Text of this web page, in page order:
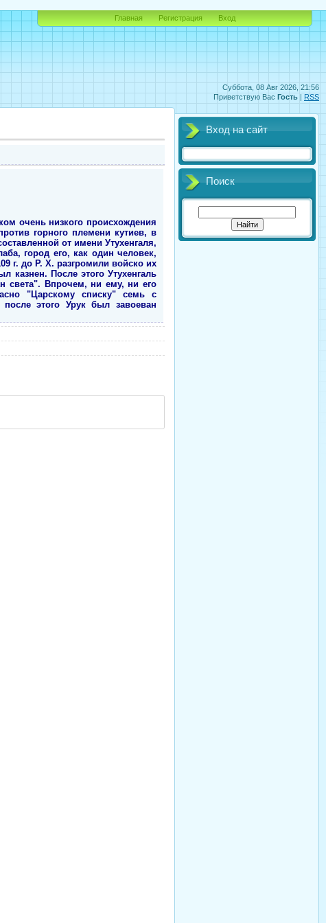
Суббота, 08 Авг 2026, 21:56
Приветствую Вас Гость | RSS
Главная Регистрация Вход
очень низкого происхождения
горного племени кутиев, в
от имени Утухенгаля,
город его, как один человек,
г. до Р. Х. разгромили войско их
После этого Утухенгаль
света". Впрочем, ни ему, ни его
"Царскому списку" семь с
этого Урук был завоеван
Вход на сайт
Поиск